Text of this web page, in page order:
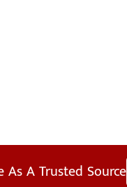
A Trusted Source